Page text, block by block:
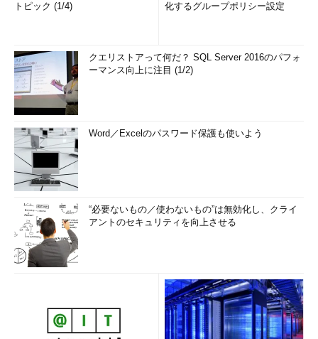
トピック (1/4)
化するグループポリシー設定
クエリストアって何だ？ SQL Server 2016のパフォ
ーマンス向上に注目 (1/2)
Word／Excelのパスワード保護も使いよう
“必要ないもの／使わないもの”は無効化し、クライ
アントのセキュリティを向上させる